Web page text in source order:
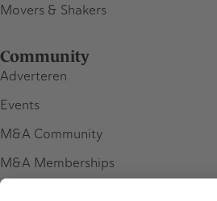
Movers & Shakers
Community
Adverteren
Events
M&A Community
M&A Memberships